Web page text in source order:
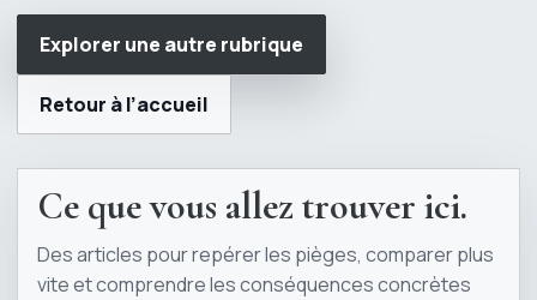
Explorer une autre rubrique
Retour à l’accueil
Ce que vous allez trouver ici.
Des articles pour repérer les pièges, comparer plus
vite et comprendre les conséquences concrètes